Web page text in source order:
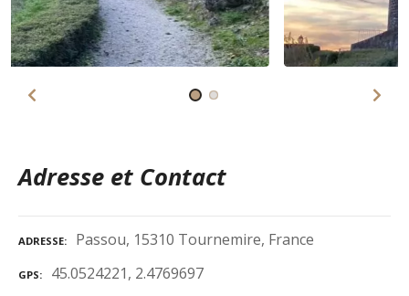
Adresse et Contact
ADRESSE Passou, 15310 Tournemire, France
GPS 45.0524221, 2.4769697